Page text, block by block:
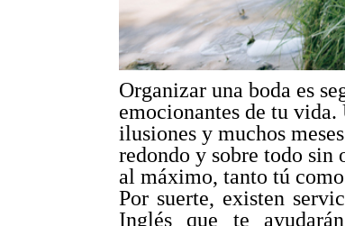
Organizar una boda es
emocionantes de tu
ilusiones y muchos
redondo y sobre todo
al máximo, tanto tú
Por suerte, existen
Inglés que te